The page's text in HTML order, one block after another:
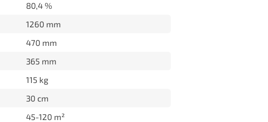
80,4 %
1260 mm
470 mm
365 mm
115 kg
30 cm
45-120 m²